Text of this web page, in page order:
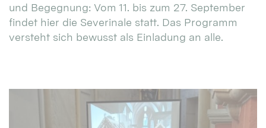
und Begegnung: Vom 11. bis zum 27. September
findet hier die Severinale statt. Das Programm
versteht sich bewusst als Einladung an alle.